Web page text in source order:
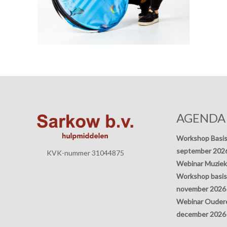
KVK-nummer 31044875
AGENDA
Workshop
september
Webinar
Workshop
november 2026
Webinar
december 2026